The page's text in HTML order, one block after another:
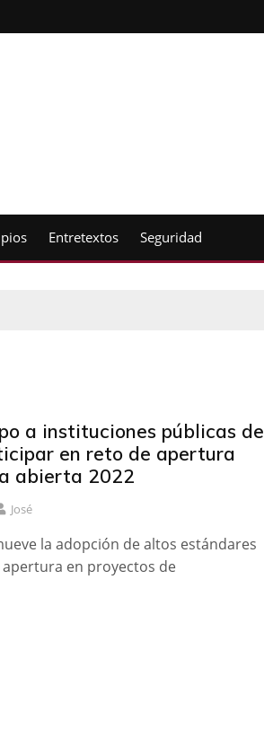
Entretextos Seguridad
a instituciones públicas de
en reto de apertura
abierta 2022
José
la adopción de altos estándares
en proyectos de